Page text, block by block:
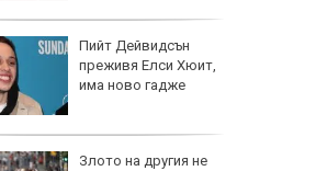
Пийт Дейвидсън
преживя Елси Хюит,
има ново гадже
Злото на другия не